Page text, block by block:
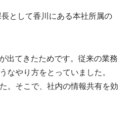
として香川にある本社所属の
出てきたためです。従来の業務
やり方をとっていました。
。そこで、社内の情報共有を効